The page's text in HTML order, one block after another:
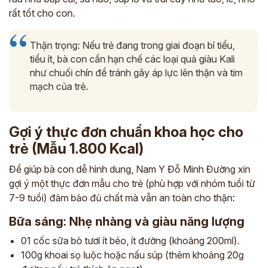
rất tốt cho con.
Thận trọng: Nếu trẻ đang trong giai đoạn bí tiểu,
tiểu ít, bà con cần hạn chế các loại quả giàu Kali
như chuối chín để tránh gây áp lực lên thận và tim
mạch của trẻ.
Gợi ý thực đơn chuẩn khoa học cho
trẻ (Mẫu 1.800 Kcal)
Để giúp bà con dễ hình dung, Nam Y Đỗ Minh Đường xin
gợi ý một thực đơn mẫu cho trẻ (phù hợp với nhóm tuổi từ
7-9 tuổi) đảm bảo đủ chất mà vẫn an toàn cho thận:
Bữa sáng: Nhẹ nhàng và giàu năng lượng
01 cốc sữa bò tươi ít béo, ít đường (khoảng 200ml).
100g khoai sọ luộc hoặc nấu súp (thêm khoảng 20g